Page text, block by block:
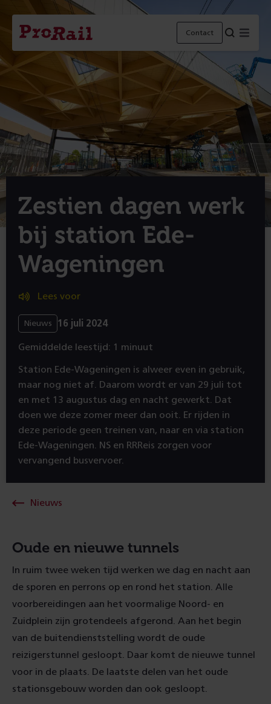
Navigatie
Homepage
ProRail
Contact
Zestien dagen werk
bij station Ede-
Wageningen
Lees voor
Nieuws 16 juli 2024
Gemiddelde leestijd: 1 minuut
Station Ede-Wageningen is alweer even in gebruik,
maar nog niet af. Daarom wordt er van 29 juli tot
en met 13 augustus dag en nacht gewerkt. Dat
doen we deze zomer meer dan ooit. Er rijden in
deze periode geen treinen van, naar en via station
Ede-Wageningen. NS en RRReis zorgen voor
vervangend busvervoer.
Nieuws
Oude en nieuwe tunnels
In ruim twee weken tijd werken we dag en nacht aan
de sporen en perrons op en rond het station. Alle
voorbereidingen aan het voormalige Noord- en
Zuidplein zijn grotendeels afgerond. Aan het begin
van de buitendienststelling wordt de oude
reizigerstunnel gesloopt. Daar komt de nieuwe tunnel
voor in de plaats. De laatste delen van het oude
stationsgebouw worden dan ook gesloopt.